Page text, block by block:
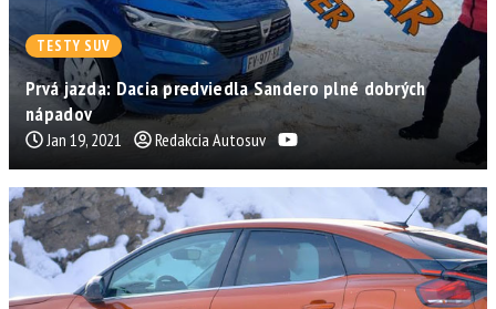
TESTY SUV
Prvá jazda: Dacia predviedla Sandero plné dobrých
nápadov
Jan 19, 2021 Redakcia Autosuv